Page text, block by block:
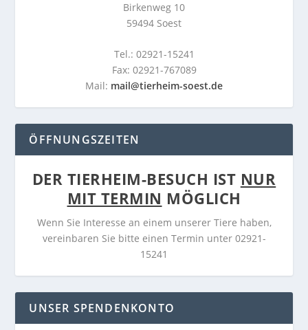
Birkenweg 10
59494 Soest
Tel.: 02921-15241
Fax: 02921-767089
Mail: mail@tierheim-soest.de
ÖFFNUNGSZEITEN
DER TIERHEIM-BESUCH IST NUR
MIT TERMIN MÖGLICH
Wenn Sie Interesse an einem unserer Tiere haben,
vereinbaren Sie bitte einen Termin unter 02921-
15241
UNSER SPENDENKONTO